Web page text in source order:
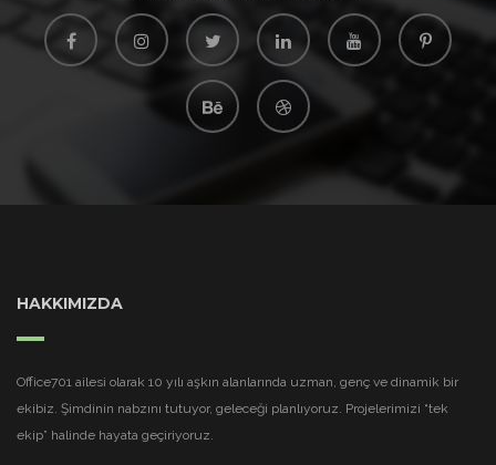
HAKKIMIZDA
Office701 ailesi olarak 10 yılı aşkın alanlarında uzman, genç ve dinamik bir
ekibiz. Şimdinin nabzını tutuyor, geleceği planlıyoruz. Projelerimizi “tek
ekip” halinde hayata geçiriyoruz.